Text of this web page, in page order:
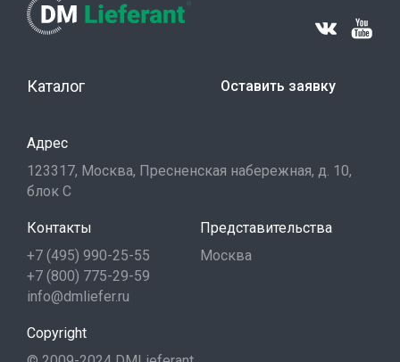
Каталог Оставить заявку
Адрес
123317, Москва, Пресненская набережная, д. 10,
блок С
Контакты
+7 (495) 990-25-55
+7 (800) 775-29-59
info@dmliefer.ru
Представительства
Москва
Copyright